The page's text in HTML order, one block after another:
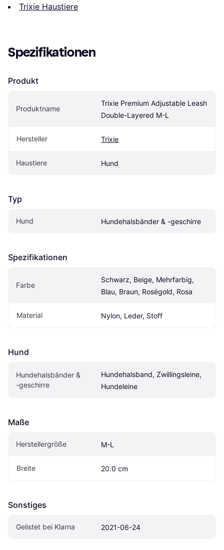
Trixie Haustiere
Spezifikationen
Produkt
Produktname
Trixie Premium Adjustable Leash
Double-Layered M-L
Hersteller Trixie
Haustiere Hund
Typ
Hund Hundehalsbänder & -geschirre
Spezifikationen
Farbe
Schwarz, Beige, Mehrfarbig,
Blau, Braun, Roségold, Rosa
Material Nylon, Leder, Stoff
Hund
Hundehalsbänder &
-geschirre
Hundehalsband, Zwillingsleine,
Hundeleine
Maße
Herstellergröße M-L
Breite 20.0 cm
Sonstiges
Gelistet bei Klarna 2021-06-24